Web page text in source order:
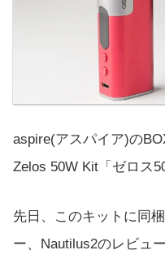
aspire(アスパイア)の
Zelos 50W Kit「ゼロス
先日、このキットに同
ー、Nautilus2のレビュ